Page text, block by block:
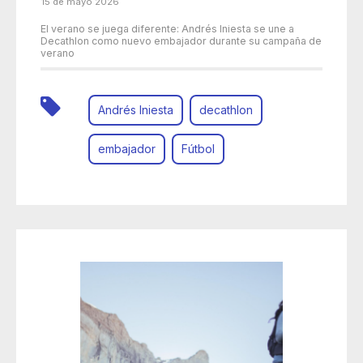
El verano se juega diferente: Andrés Iniesta se une a
Decathlon como nuevo embajador durante su campaña de
verano
Andrés Iniesta decathlon
embajador Fútbol